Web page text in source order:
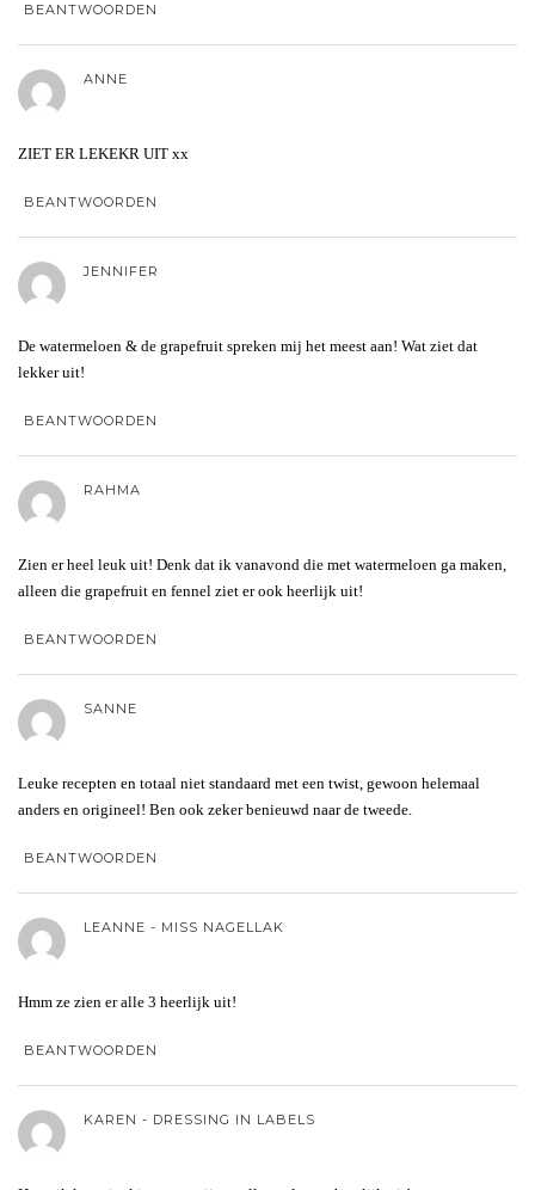
BEANTWOORDEN
ANNE
ZIET ER LEKEKR UIT xx
BEANTWOORDEN
JENNIFER
De watermeloen & de grapefruit spreken mij het meest aan! Wat ziet dat
lekker uit!
BEANTWOORDEN
RAHMA
Zien er heel leuk uit! Denk dat ik vanavond die met watermeloen ga maken,
alleen die grapefruit en fennel ziet er ook heerlijk uit!
BEANTWOORDEN
SANNE
Leuke recepten en totaal niet standaard met een twist, gewoon helemaal
anders en origineel! Ben ook zeker benieuwd naar de tweede.
BEANTWOORDEN
LEANNE - MISS NAGELLAK
Hmm ze zien er alle 3 heerlijk uit!
BEANTWOORDEN
KAREN - DRESSING IN LABELS